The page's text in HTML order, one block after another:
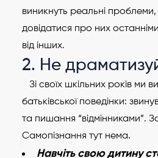
виникнуть реальні
довідатися про них останніми
від інших.
2. Не
Зі своїх шкільних років ми
батьківської поведінки:
та пишання “відмінниками”.
Самопізнання тут нема.
Навчіть свою дитину